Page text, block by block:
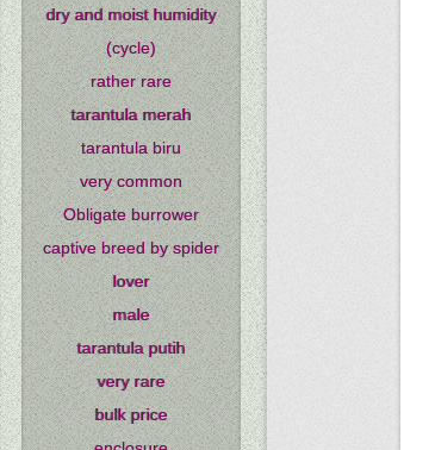
dry and moist humidity
(cycle)
rather rare
tarantula merah
tarantula biru
very common
Obligate burrower
captive breed by spider
lover
male
tarantula putih
very rare
bulk price